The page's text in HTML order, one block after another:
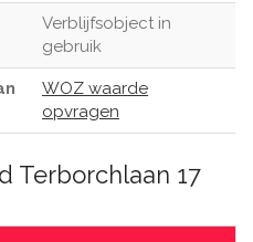
Verblijfsobject in
gebruik
WOZ waarde
opvragen
Terborchlaan 17